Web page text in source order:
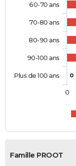
0
60-70 ans
70-80 ans
80-90 ans
90-100 ans
Plus de 100 ans
0
Famille PROOT